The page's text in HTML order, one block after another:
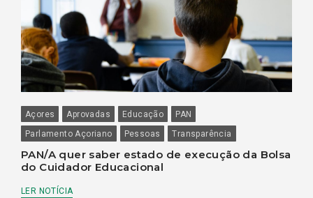
Açores Aprovadas Educação
PAN
Parlamento Açoriano
Pessoas Transparência
PAN/A quer saber estado de execução da Bolsa
do Cuidador Educacional
LER NOTÍCIA